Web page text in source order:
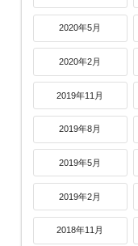
2020年5月
2020年2月
2019年11月
2019年8月
2019年5月
2019年2月
2018年11月